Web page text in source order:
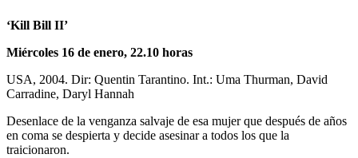
‘Kill Bill II’
Miércoles 16 de enero, 22.10 horas
USA, 2004. Dir: Quentin Tarantino. Int.: Uma Thurman, David
Carradine, Daryl Hannah
Desenlace de la venganza salvaje de esa mujer que después de años
en coma se despierta y decide asesinar a todos los que la
traicionaron.